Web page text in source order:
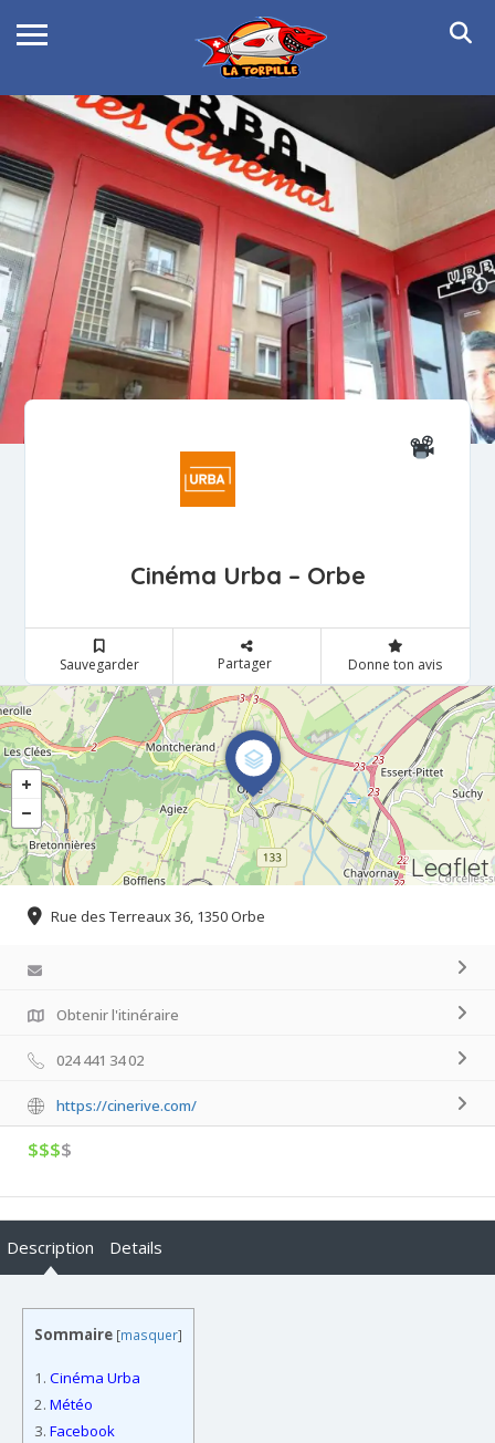
Cinéma Urba – Orbe
Sauvegarder Partager Donne ton avis
Leaflet
Rue des Terreaux 36, 1350 Orbe
Obtenir l'itinéraire
024 441 34 02
https://cinerive.com/
$$$$
Description Details
Sommaire [masquer]
1. Cinéma Urba
2. Météo
3. Facebook